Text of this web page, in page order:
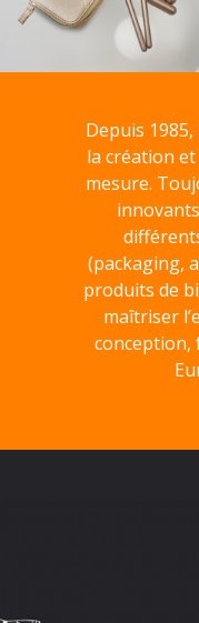
Depuis
la création
mesure.
(packaging,
produits de
maîtriser
conception,